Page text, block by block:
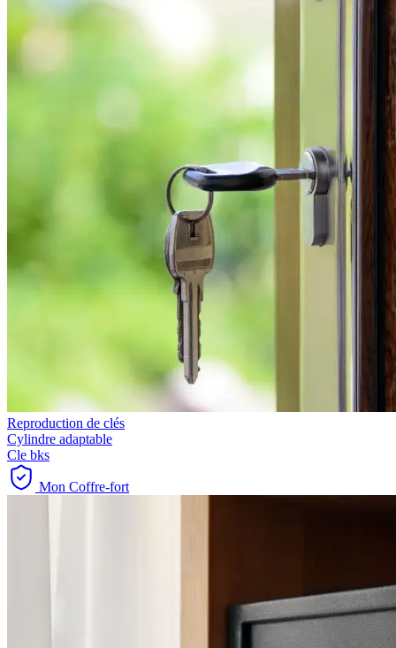
Reproduction de clés
Cylindre adaptable
Cle bks
Mon Coffre-fort